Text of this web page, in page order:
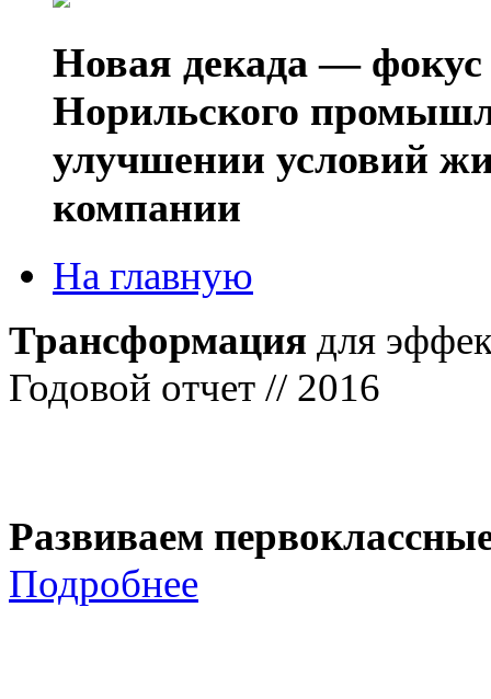
Новая декада — фокус
Норильского
улучшении условий
компании
На главную
Трансформация для
Годовой отчет // 2016
Развиваем
Подробнее